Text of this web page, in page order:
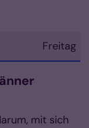
Freitag
mit sich